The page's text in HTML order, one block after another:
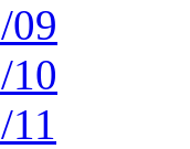
09
10